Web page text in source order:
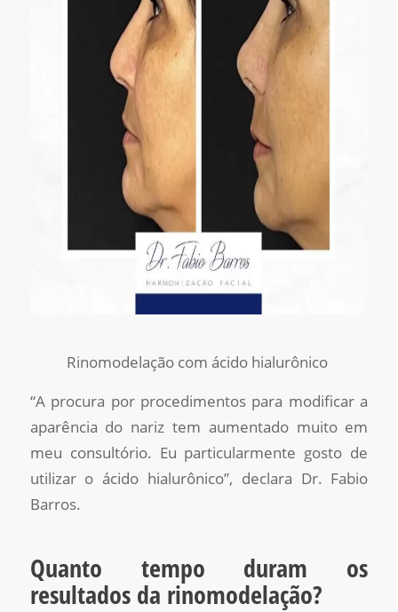
Rinomodelação com ácido hialurônico
“A procura por procedimentos para modificar a
aparência do nariz tem aumentado muito em
meu consultório. Eu particularmente gosto de
utilizar o ácido hialurônico”, declara Dr. Fabio
Barros.
Quanto tempo duram os
resultados da rinomodelação?